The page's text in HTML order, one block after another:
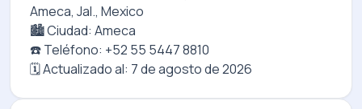
Ameca, Jal., Mexico
🏙️ Ciudad: Ameca
☎️ Teléfono: +52 55 5447 8810
🗓️ Actualizado al: 7 de agosto de 2026